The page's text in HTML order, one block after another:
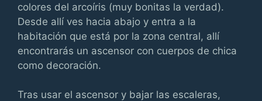
colores del arcoíris (muy bonitas la verdad).
Desde allí ves hacia abajo y entra a la
habitación que está por la zona central, allí
encontrarás un ascensor con cuerpos de chica
como decoración.
Tras usar el ascensor y bajar las escaleras,